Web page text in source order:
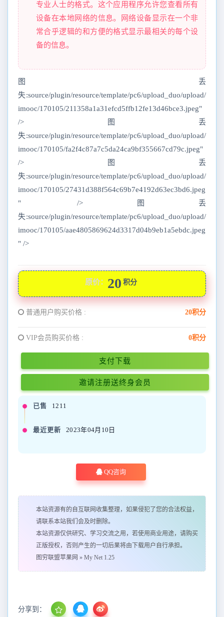
专业人士的格式。这个应用程序允许您查看所有
设备在本地网络的信息。网络设备显示在一个非
常合乎逻辑的和方便的格式显示最相关的每个设
备的信息。
图丢
失:source/plugin/resource/template/pc6/upload_duo/upload/
imooc/170105/211358a1a31efcd5ffb12fe13d46bce3.jpeg"
/>图丢
失:source/plugin/resource/template/pc6/upload_duo/upload/
imooc/170105/fa2f4c87a7c5da24ca9bf355667cd79c.jpeg"
/>图丢
失:source/plugin/resource/template/pc6/upload_duo/upload/
imooc/170105/27431d388f564c69b7e4192d63ec3bd6.jpeg
" />图丢
失:source/plugin/resource/template/pc6/upload_duo/upload/
imooc/170105/aae4805869624d3317d04b9eb1a5ebdc.jpeg
" />
原价： 20 积分
普通用户购买价格 : 20积分
VIP会员购买价格 : 0积分
支付下载
邀请注册送终身会员
已售 1211
最近更新 2023年04月10日
QQ咨询
本站资源有的自互联网收集整理，如果侵犯了您的合法权益，
请联系本站我们会及时删除。
本站资源仅供研究、学习交流之用，若使用商业用途，请购买
正版授权，否则产生的一切后果将由下载用户自行承担。
图穷联盟苹果网 » My Net 1.25
分享到：